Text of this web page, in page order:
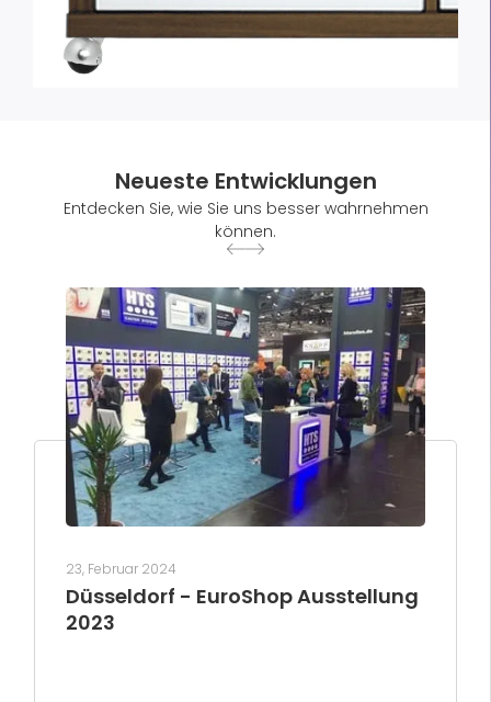
Neueste Entwicklungen
Entdecken Sie, wie Sie uns besser wahrnehmen
können.
23, Februar 2024
Düsseldorf - EuroShop Ausstellung
2023